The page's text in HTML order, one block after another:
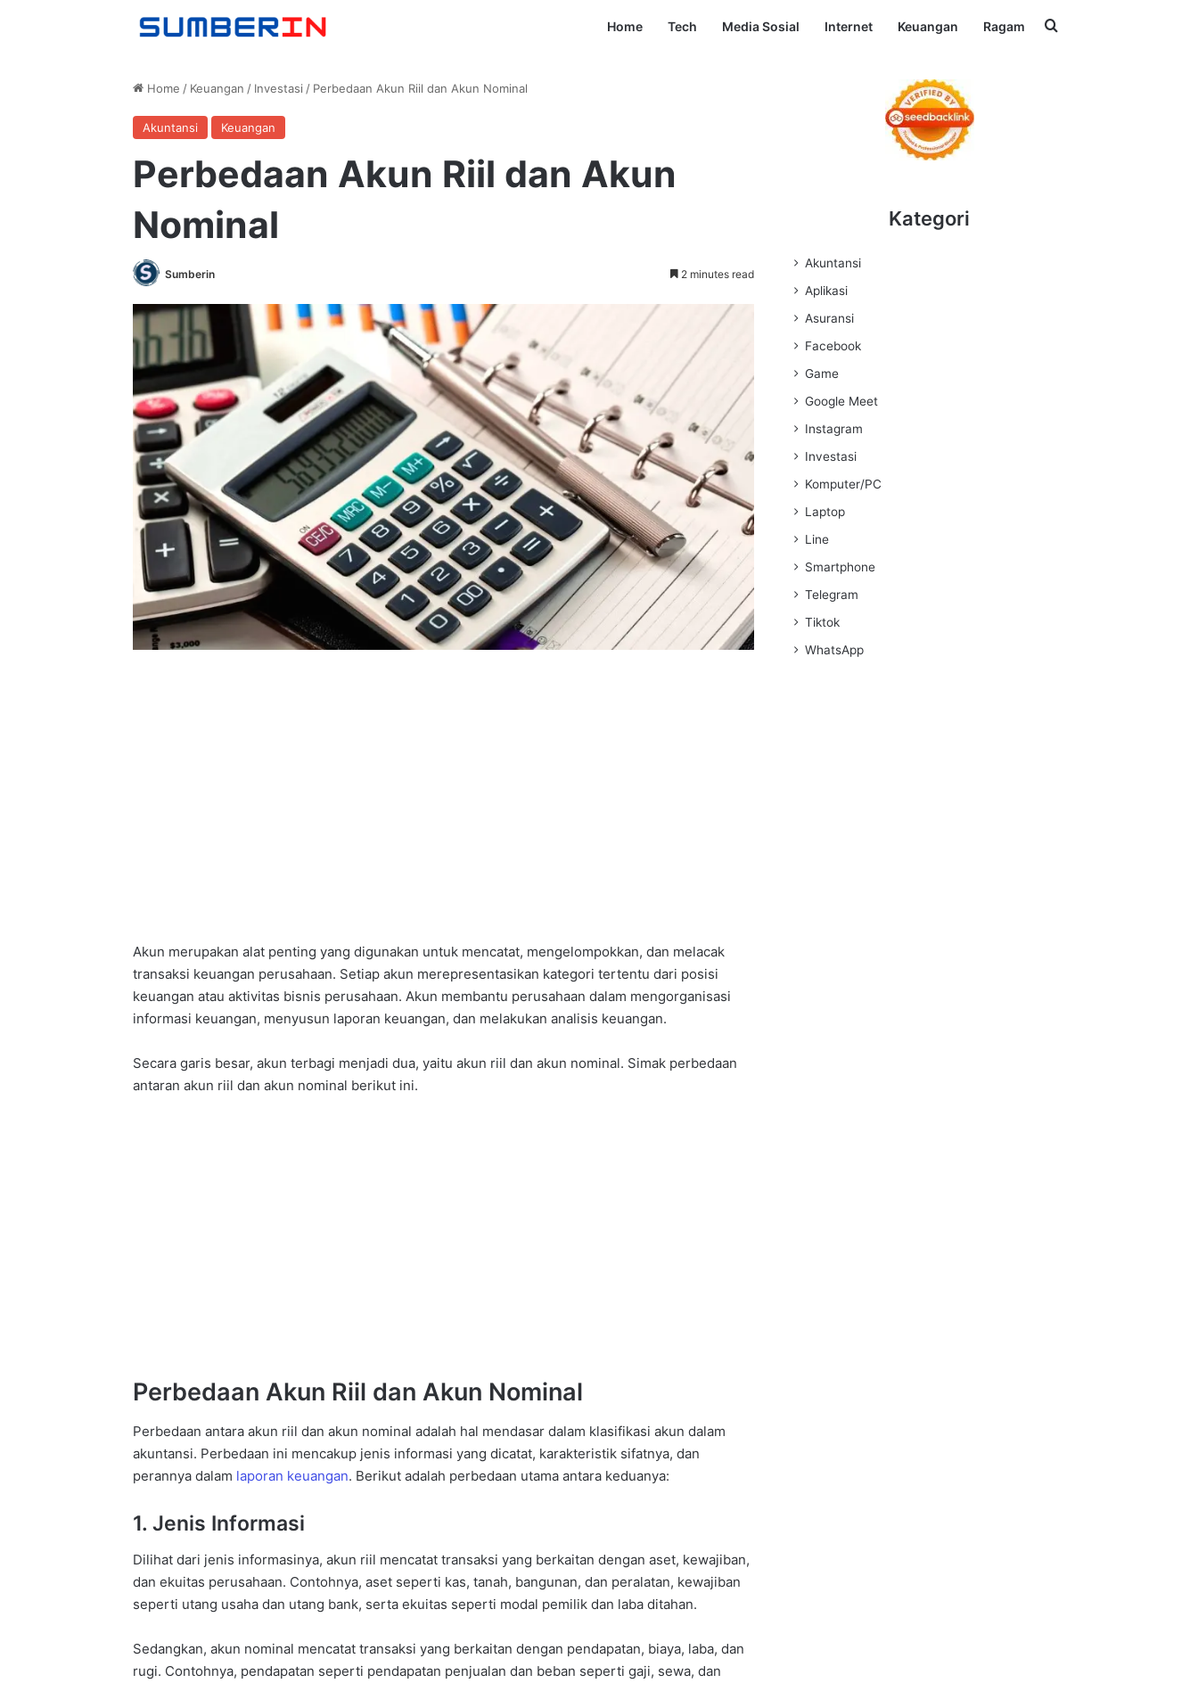
Home Tech Media Sosial Internet Keuangan Ragam Search for
Home / Keuangan / Investasi / Perbedaan Akun Riil dan Akun Nominal
Akuntansi Keuangan
Perbedaan Akun Riil dan Akun
Nominal
Sumberin 2 minutes read
Akun merupakan alat penting yang digunakan untuk mencatat, mengelompokkan, dan melacak
transaksi keuangan perusahaan. Setiap akun merepresentasikan kategori tertentu dari posisi
keuangan atau aktivitas bisnis perusahaan. Akun membantu perusahaan dalam mengorganisasi
informasi keuangan, menyusun laporan keuangan, dan melakukan analisis keuangan.
Secara garis besar, akun terbagi menjadi dua, yaitu akun riil dan akun nominal. Simak perbedaan
antaran akun riil dan akun nominal berikut ini.
Perbedaan Akun Riil dan Akun Nominal
Perbedaan antara akun riil dan akun nominal adalah hal mendasar dalam klasifikasi akun dalam
akuntansi. Perbedaan ini mencakup jenis informasi yang dicatat, karakteristik sifatnya, dan
perannya dalam laporan keuangan. Berikut adalah perbedaan utama antara keduanya:
1. Jenis Informasi
Dilihat dari jenis informasinya, akun riil mencatat transaksi yang berkaitan dengan aset, kewajiban,
dan ekuitas perusahaan. Contohnya, aset seperti kas, tanah, bangunan, dan peralatan, kewajiban
seperti utang usaha dan utang bank, serta ekuitas seperti modal pemilik dan laba ditahan.
Sedangkan, akun nominal mencatat transaksi yang berkaitan dengan pendapatan, biaya, laba, dan
rugi. Contohnya, pendapatan seperti pendapatan penjualan dan beban seperti gaji, sewa, dan
Kategori
Akuntansi
Aplikasi
Asuransi
Facebook
Game
Google Meet
Instagram
Investasi
Komputer/PC
Laptop
Line
Smartphone
Telegram
Tiktok
WhatsApp